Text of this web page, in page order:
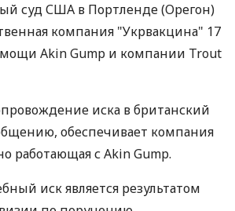
суд США в Портленде (Орегон)
компания "Укрвакцина" 17
Akin Gump и компании Trout
иска в британский
обеспечивает компания
работающая с Akin Gump.
иск является результатом